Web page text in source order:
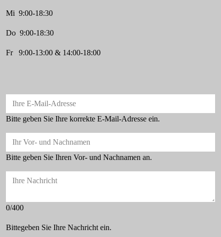
Mi 9:00-18:30
Do 9:00-18:30
Fr 9:00-13:00 & 14:00-18:00
Ihre E-Mail-Adresse
Bitte geben Sie Ihre korrekte E-Mail-Adresse ein.
Ihr Vor- und Nachnamen
Bitte geben Sie Ihren Vor- und Nachnamen an.
Ihre Nachricht
0/400
Bittegeben Sie Ihre Nachricht ein.